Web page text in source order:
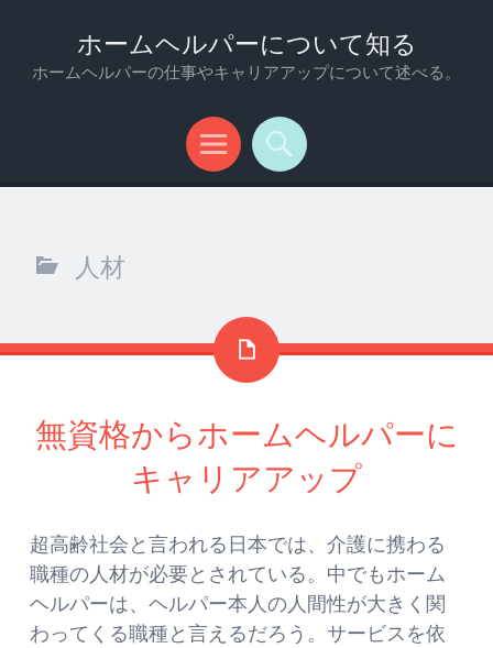
ホームヘルパーについて知る
ホームヘルパーの仕事やキャリアアップについて述べる。
メ
検
人材
無資格からホームヘルパーに
キャリアアップ
超高齢社会と言われる日本では、介護に携わる
職種の人材が必要とされている。中でもホーム
ヘルパーは、ヘルパー本人の人間性が大きく関
わってくる職種と言えるだろう。サービスを依